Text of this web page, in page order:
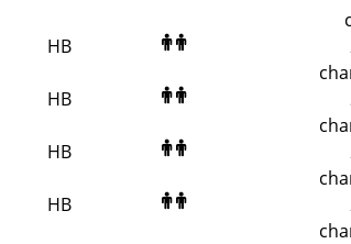
HB
HB
HB
HB